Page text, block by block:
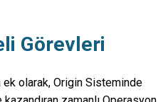
Görevleri
ek olarak, Origin Sisteminde